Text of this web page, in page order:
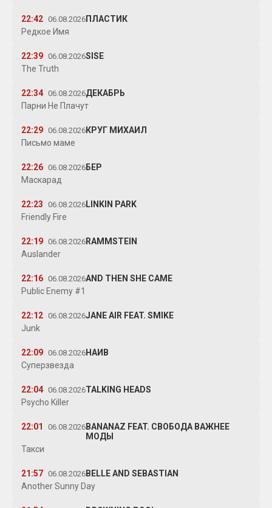
22:42 06.08.2026 ПЛАСТИК
Редкое Имя
22:39 06.08.2026SISE
The Truth
22:34 06.08.2026ДЕКАБРЬ
Парни Не Плачут
22:29 06.08.2026 КРУГ МИХАИЛ
Письмо маме
22:26 06.08.2026 БЕР
Маскарад
22:23 06.08.2026 LINKIN PARK
Friendly Fire
22:19 06.08.2026 RAMMSTEIN
Auslander
22:16 06.08.2026AND THEN SHE CAME
Public Enemy #1
22:12 06.08.2026JANE AIR FEAT. SMIKE
Junk
22:09 06.08.2026 НАИВ
Суперзвезда
22:04 06.08.2026TALKING HEADS
Psycho Killer
22:01 06.08.2026 BANANAZ FEAT. СВОБОДА ВАЖНЕЕ
МОДЫ
Такси
21:57 06.08.2026 BELLE AND SEBASTIAN
Another Sunny Day